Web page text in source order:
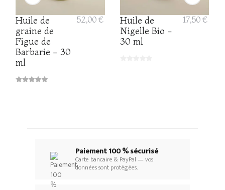
Huile de
graine de
Figue de
Barbarie - 30
ml
52,00 €
Huile de
Nigelle Bio -
30 ml
17,50 €
Paiement 100 % sécurisé
Carte bancaire & PayPal — vos
données sont protégées.